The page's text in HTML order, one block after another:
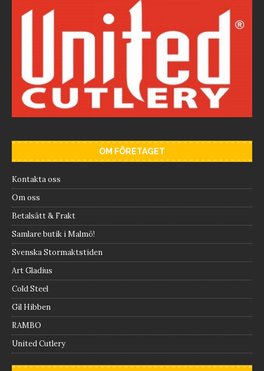
OM FÖRETAGET
Kontakta oss
Om oss
Betalsätt & Frakt
Samlare butik i Malmö!
Svenska Stormaktstiden
Art Gladius
Cold Steel
Gil Hibben
RAMBO
United Cutlery